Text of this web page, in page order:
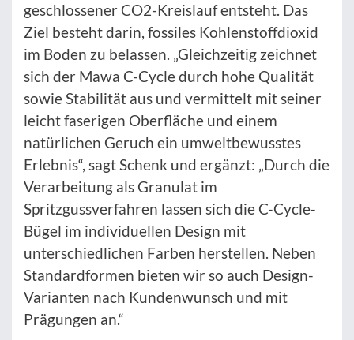
geschlossener CO2-Kreislauf entsteht. Das
Ziel besteht darin, fossiles Kohlenstoffdioxid
im Boden zu belassen. „Gleichzeitig zeichnet
sich der Mawa C-Cycle durch hohe Qualität
sowie Stabilität aus und vermittelt mit seiner
leicht faserigen Oberfläche und einem
natürlichen Geruch ein umweltbewusstes
Erlebnis“, sagt Schenk und ergänzt: „Durch die
Verarbeitung als Granulat im
Spritzgussverfahren lassen sich die C-Cycle-
Bügel im individuellen Design mit
unterschiedlichen Farben herstellen. Neben
Standardformen bieten wir so auch Design-
Varianten nach Kundenwunsch und mit
Prägungen an.“